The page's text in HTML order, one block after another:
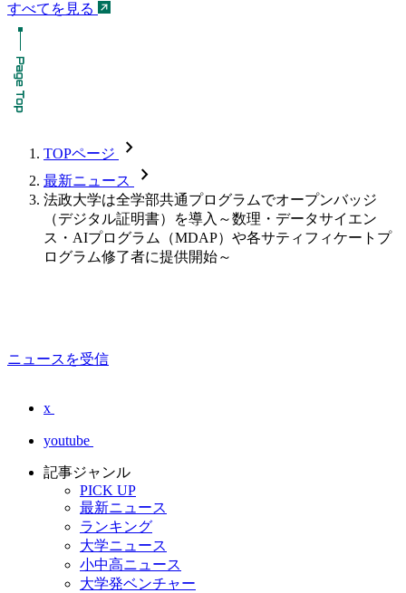
すべてを見る
TOPページ chevron_forward
最新ニュース chevron_forward
法政大学は全学部共通プログラムでオープンバッジ
（デジタル証明書）を導入～数理・データサイエン
ス・AIプログラム（MDAP）や各サティフィケートプ
ログラム修了者に提供開始～
ニュースを受信
x
youtube
記事ジャンル
PICK UP
最新ニュース
ランキング
大学ニュース
小中高ニュース
大学発ベンチャー